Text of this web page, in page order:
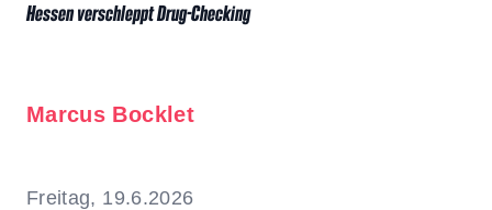
Hessen verschleppt Drug-Checking
Marcus Bocklet
Freitag, 19.6.2026